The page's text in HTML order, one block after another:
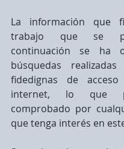
La información que
trabajo que se
continuación se ha
búsquedas
fidedignas de
internet, lo que
comprobado por
que tenga interés en